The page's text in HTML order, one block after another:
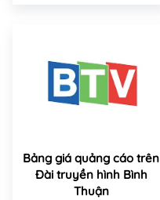
Bảng giá quảng cáo trên
Đài truyền hình Bình
Thuận